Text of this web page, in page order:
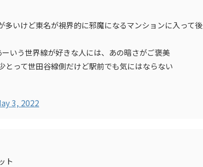
多いけど東名が視界的に邪魔になるマンションに入って後
いう世界線が好きな人には、あの暗さがご褒美
とって世田谷線側だけど駅前でも気にはならない
3, 2022
ト